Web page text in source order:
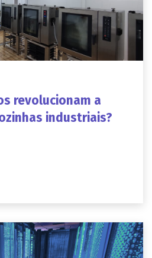
revolucionam a
industriais?